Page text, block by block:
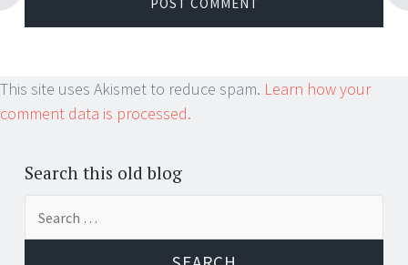
This site uses Akismet to reduce spam. Learn how your
comment data is processed.
Search this old blog